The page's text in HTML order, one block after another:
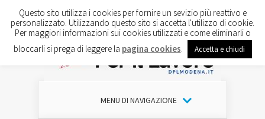
MENU DI NAVIGAZIONE
Questo sito utilizza i cookies per fornire un sevizio più reattivo e
personalizzato. Utilizzando questo sito si accetta l'utilizzo di cookie.
Per maggiori informazioni sui cookies utilizzati e come eliminarli o
bloccarli si prega di leggere la pagina cookies Accetta e chiudi